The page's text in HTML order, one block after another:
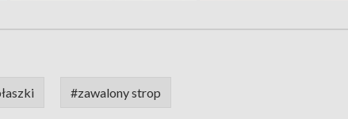
#zawalony strop